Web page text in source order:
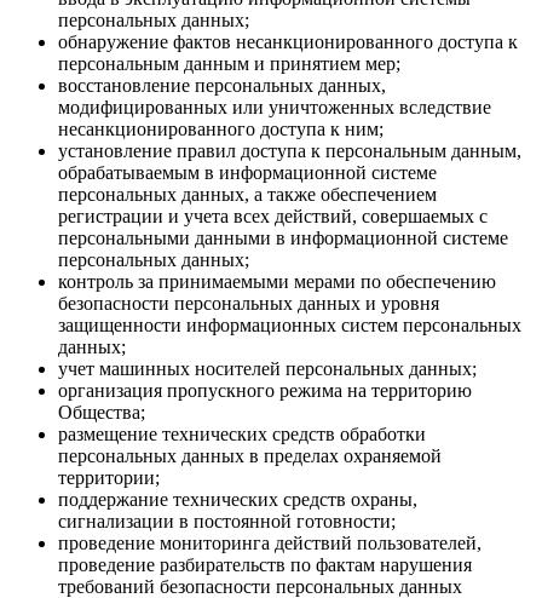
персональных данных;
обнаружение фактов несанкционированного доступа к
персональным данным и принятием мер;
восстановление персональных данных,
модифицированных или уничтоженных вследствие
несанкционированного доступа к ним;
установление правил доступа к персональным данным,
обрабатываемым в информационной системе
персональных данных, а также обеспечением
регистрации и учета всех действий, совершаемых с
персональными данными в информационной системе
персональных данных;
контроль за принимаемыми мерами по обеспечению
безопасности персональных данных и уровня
защищенности информационных систем персональных
данных;
учет машинных носителей персональных данных;
организация пропускного режима на территорию
Общества;
размещение технических средств обработки
персональных данных в пределах охраняемой
территории;
поддержание технических средств охраны,
сигнализации в постоянной готовности;
проведение мониторинга действий пользователей,
проведение разбирательств по фактам нарушения
требований безопасности персональных данных